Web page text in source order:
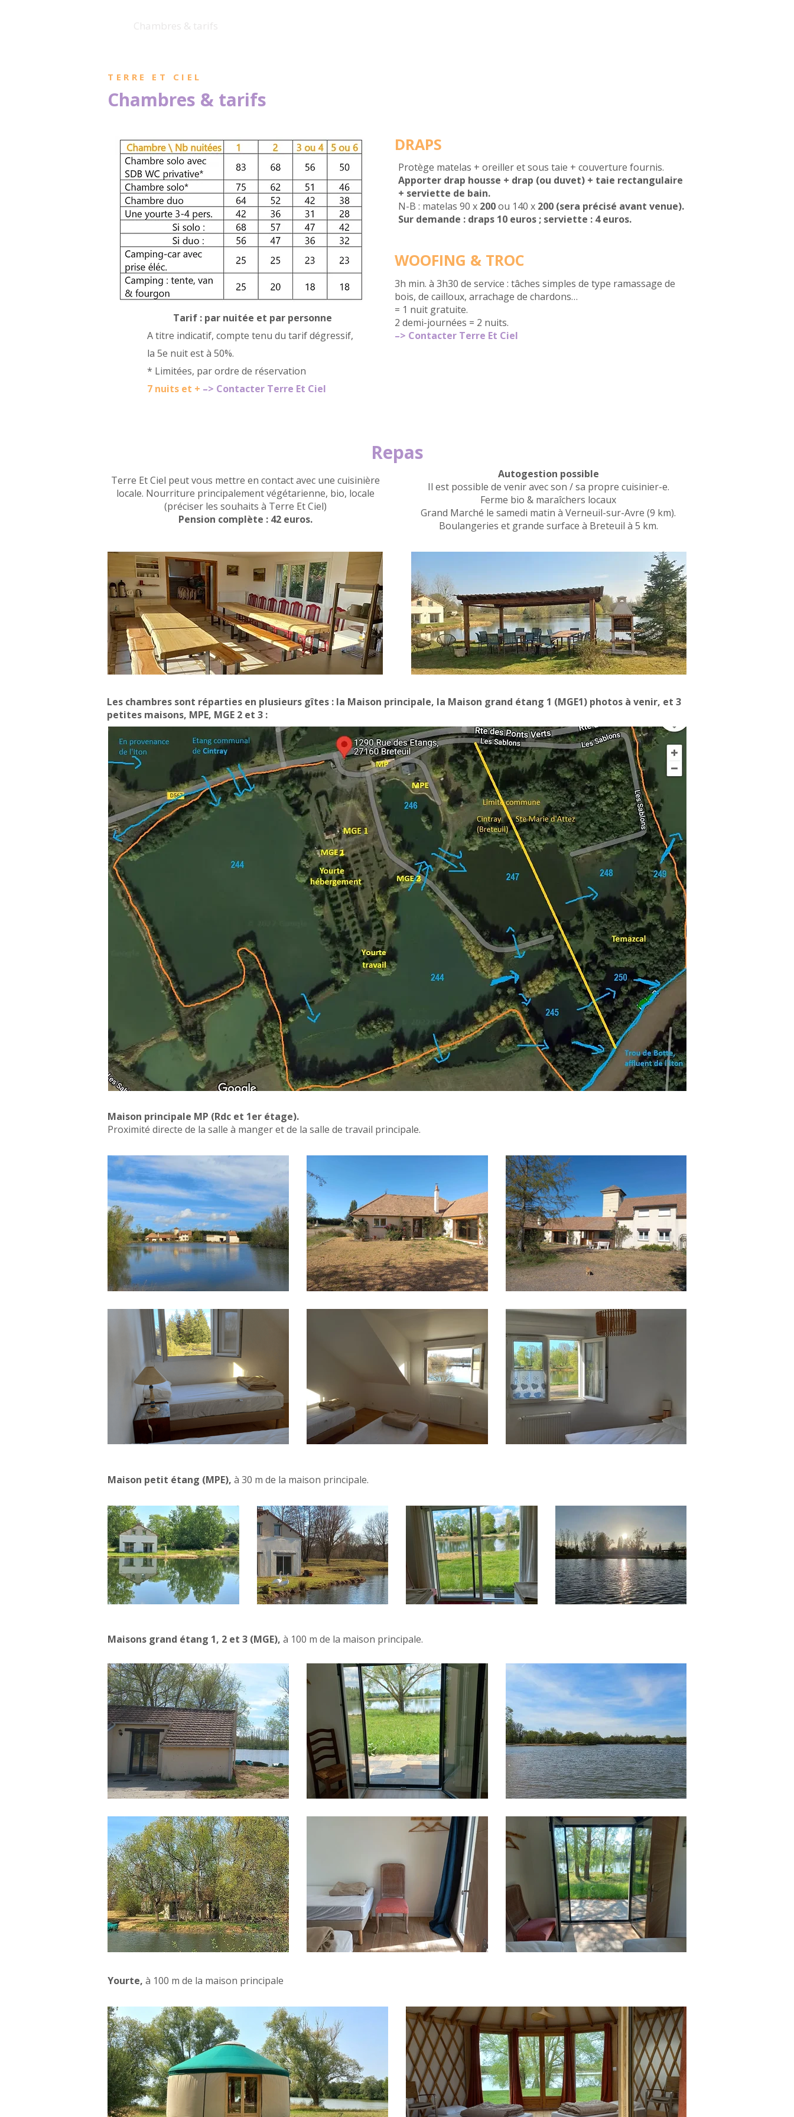
Chambres & tarifs
TERRE ET CIEL
Chambres & tarifs
Tarif : par nuitée et par personne
A titre indicatif, compte tenu du tarif dégressif,
la 5e nuit est à 50%.
* Limitées, par ordre de réservation
7 nuits et + –> Contacter Terre Et Ciel
DRAPS
Protège matelas + oreiller et sous taie + couverture fournis.
Apporter drap housse + drap (ou duvet) + taie rectangulaire
+ serviette de bain.
N-B : matelas 90 x 200ou 140 x 200 (sera précisé avant venue).
Sur demande : draps 10 euros ; serviette : 4 euros.
WOOFING & TROC
3h min. à 3h30 de service : tâches simples de type ramassage de
bois, de cailloux, arrachage de chardons…
= 1 nuit gratuite.
2 demi-journées = 2 nuits.
–> Contacter Terre Et Ciel
Repas
Terre Et Ciel peut vous mettre en contact avec une cuisinière
locale. Nourriture principalement végétarienne, bio, locale
(préciser les souhaits à Terre Et Ciel)
Pension complète : 42 euros.
Autogestion possible
Il est possible de venir avec son / sa propre cuisinier-e.
Ferme bio & maraîchers locaux
Grand Marché le samedi matin à Verneuil-sur-Avre (9 km).
Boulangeries et grande surface à Breteuil à 5 km.
Les chambres sont réparties en plusieurs gîtes : la Maison principale, la Maison grand étang 1 (MGE1) photos à venir, et 3
petites maisons, MPE, MGE 2 et 3 :
Maison principale MP (Rdc et 1er étage).
Proximité directe de la salle à manger et de la salle de travail principale.
Maison petit étang (MPE), à 30 m de la maison principale.
Maisons grand étang 1, 2 et 3 (MGE), à 100 m de la maison principale.
Yourte, à 100 m de la maison principale